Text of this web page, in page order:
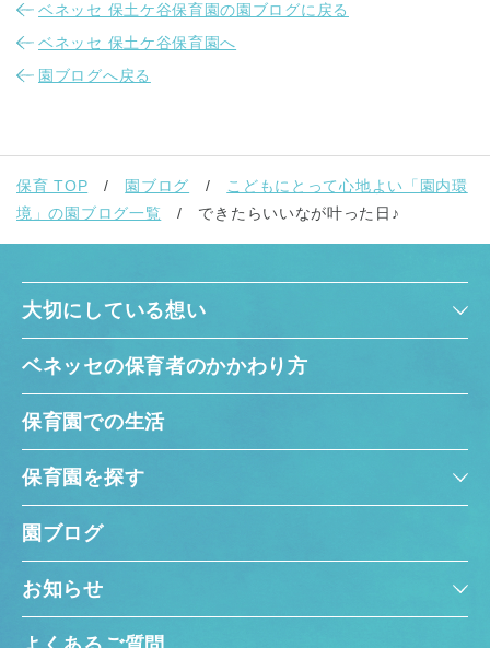
ベネッセ 保土ケ谷保育園の園ブログに戻る
ベネッセ 保土ケ谷保育園へ
園ブログへ戻る
保育 TOP 園ブログ
こどもにとって心地よい「園内環
境」の園ブログ一覧
できたらいいなが叶った日♪
大切にしている想い
ベネッセの保育者のかかわり方
保育園での生活
保育園を探す
園ブログ
お知らせ